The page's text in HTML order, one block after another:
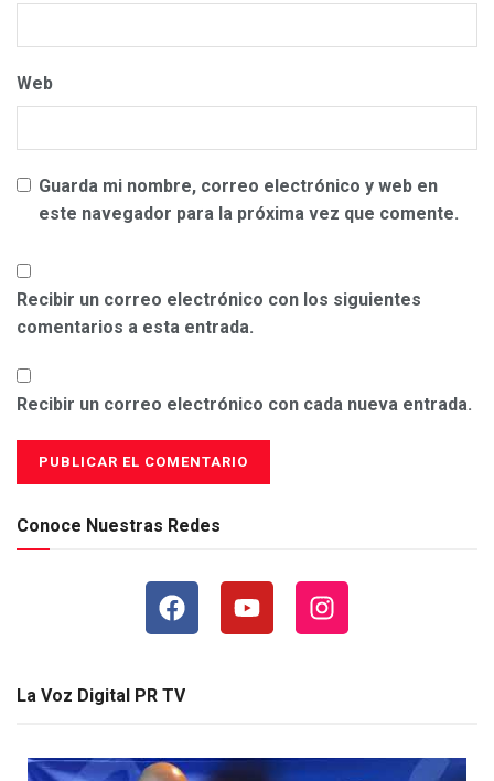
Web
Guarda mi nombre, correo electrónico y web en
este navegador para la próxima vez que comente.
Recibir un correo electrónico con los siguientes
comentarios a esta entrada.
Recibir un correo electrónico con cada nueva entrada.
Conoce Nuestras Redes
La Voz Digital PR TV